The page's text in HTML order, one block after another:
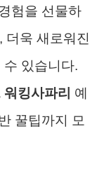
험을 선물하
더욱 새로워진
수 있습니다.
킹사파리 예
꿀팁까지 모